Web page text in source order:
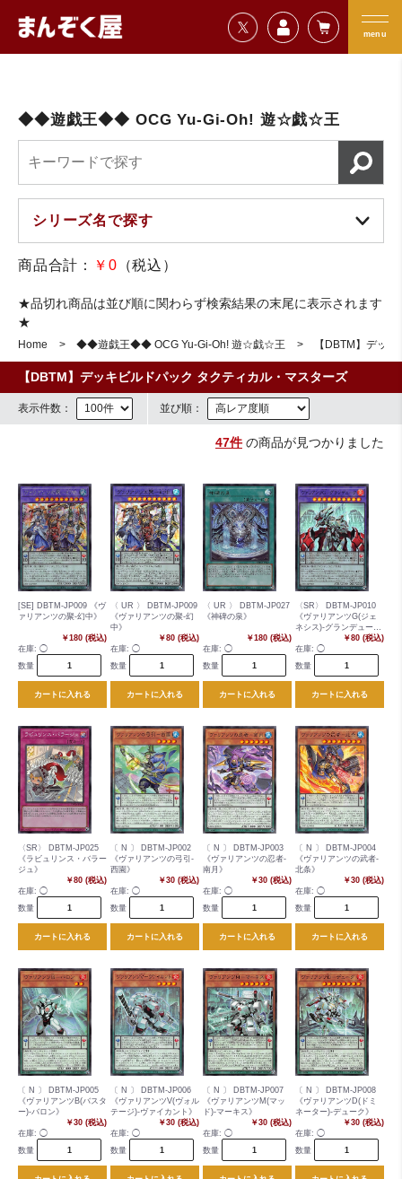
=================================
menu
まんぞく屋 格安TCG通販
◆◆遊戯王◆◆ OCG Yu-Gi-Oh! 遊☆戯☆王
商品合計： ￥0 （税込）
★品切れ商品は並び順に関わらず検索結果の末尾に表示されます
★
Home ◆◆遊戯王◆◆ OCG Yu-Gi-Oh! 遊☆戯☆王 【DBTM】デッ
【DBTM】デッキビルドパック タクティカル・マスターズ
表示件数： 並び順：
47件の商品が見つかりました
[SE] DBTM-JP009 《ヴ
ァリアンツの聚-幻中》
￥180 (税込)
在庫: ◯
数量
カートに入れる
〈 UR 〉 DBTM-JP009
《ヴァリアンツの聚-幻
中》
￥80 (税込)
在庫: ◯
数量
カートに入れる
〈 UR 〉 DBTM-JP027
《神碑の泉》
￥180 (税込)
在庫: ◯
数量
カートに入れる
〈SR〉 DBTM-JP010
《ヴァリアンツG(ジェ
ネシス)-グランデュー
￥80 (税込)
在庫: ◯
数量
カートに入れる
〈SR〉 DBTM-JP025
《ラビュリンス・バラー
ジュ》
￥80 (税込)
在庫: ◯
数量
カートに入れる
〔 N 〕 DBTM-JP002
《ヴァリアンツの弓引-
西園》
￥30 (税込)
在庫: ◯
数量
カートに入れる
〔 N 〕 DBTM-JP003
《ヴァリアンツの忍者-
南月》
￥30 (税込)
在庫: ◯
数量
カートに入れる
〔 N 〕 DBTM-JP004
《ヴァリアンツの武者-
北条》
￥30 (税込)
在庫: ◯
数量
カートに入れる
〔 N 〕 DBTM-JP005
《ヴァリアンツB(バスタ
ー)-バロン》
￥30 (税込)
在庫: ◯
数量
〔 N 〕 DBTM-JP006
《ヴァリアンツV(ヴォル
テージ)-ヴァイカント》
￥30 (税込)
在庫: ◯
数量
〔 N 〕 DBTM-JP007
《ヴァリアンツM(マッ
ド)-マーキス》
￥30 (税込)
在庫: ◯
数量
〔 N 〕 DBTM-JP008
《ヴァリアンツD(ドミ
ネーター)-デューク》
￥30 (税込)
在庫: ◯
数量